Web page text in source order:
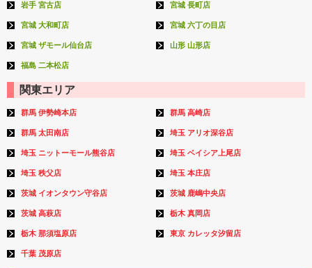
岩手 宮古店 宮城 長町店
宮城 大和町店 宮城 六丁の目店
宮城 ザモール仙台店 山形 山形店
福島 二本松店
関東エリア
群馬 伊勢崎本店 群馬 高崎店
群馬 太田南店 埼玉 アリオ深谷店
埼玉 ニットーモール熊谷店 埼玉 ベイシア上尾店
埼玉 秩父店 埼玉 本庄店
茨城 イオンタウン守谷店 茨城 鹿嶋中央店
茨城 高萩店 栃木 真岡店
栃木 那須塩原店 東京 カレッタ汐留店
千葉 茂原店